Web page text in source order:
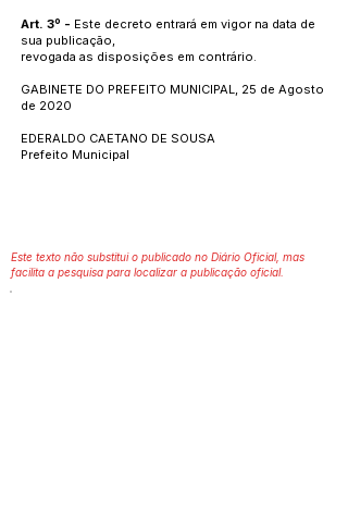
Art. 3º - Este decreto entrará em vigor na data de
sua publicação,
revogada as disposições em contrário.
GABINETE DO PREFEITO MUNICIPAL, 25 de Agosto
de 2020
EDERALDO CAETANO DE SOUSA
Prefeito Municipal
Este texto não substitui o publicado no Diário Oficial, mas
facilita a pesquisa para localizar a publicação oficial.